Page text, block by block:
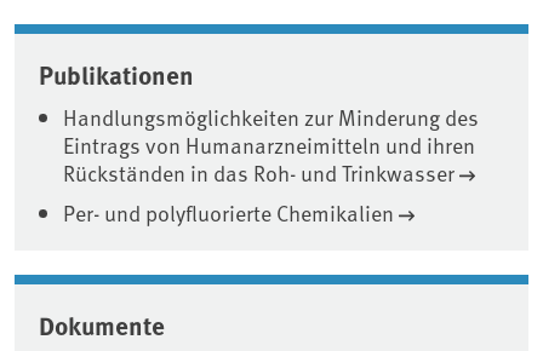
Publikationen
Handlungsmöglichkeiten zur Minderung des
Eintrags von Humanarzneimitteln und ihren
Rückständen in das Roh- und Trinkwasser
Per- und polyfluorierte Chemikalien
Dokumente